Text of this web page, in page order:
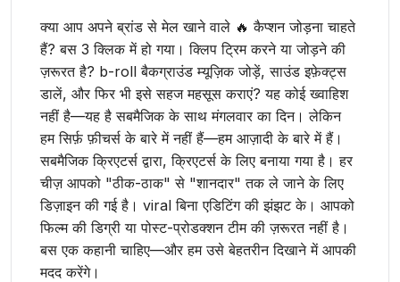
क्या आप अपने ब्रांड से मेल खाने वाले 🔥 कैप्शन जोड़ना चाहते
हैं? बस 3 क्लिक में हो गया। क्लिप ट्रिम करने या जोड़ने की
ज़रूरत है? b-roll बैकग्राउंड म्यूज़िक जोड़ें, साउंड इफ़ेक्ट्स
डालें, और फिर भी इसे सहज महसूस कराएं? यह कोई ख्वाहिश
नहीं है—यह है सबमैजिक के साथ मंगलवार का दिन। लेकिन
हम सिर्फ़ फ़ीचर्स के बारे में नहीं हैं—हम आज़ादी के बारे में हैं।
सबमैजिक क्रिएटर्स द्वारा, क्रिएटर्स के लिए बनाया गया है। हर
चीज़ आपको "ठीक-ठाक" से "शानदार" तक ले जाने के लिए
डिज़ाइन की गई है। viral बिना एडिटिंग की झंझट के। आपको
फिल्म की डिग्री या पोस्ट-प्रोडक्शन टीम की ज़रूरत नहीं है।
बस एक कहानी चाहिए—और हम उसे बेहतरीन दिखाने में आपकी
मदद करेंगे।